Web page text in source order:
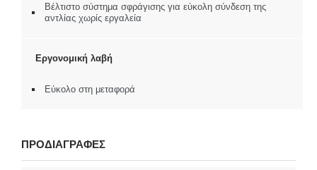
Βέλτιστο σύστημα σφράγισης για εύκολη σύνδεση της
αντλίας χωρίς εργαλεία
Εργονομική λαβή
Εύκολο στη μεταφορά
ΠΡΟΔΙΑΓΡΑΦΕΣ